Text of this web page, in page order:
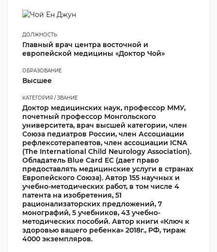
ДОЛЖНОСТЬ
Главный врач центра восточной и
европейской медицины «Доктор Чой»
ОБРАЗОВАНИЕ
Высшее
КАТЕГОРИЯ / ЗВАНИЕ
Доктор медицинских наук, профессор ММУ,
почетный профессор Монгольского
университета, врач высшей категории, член
Союза педиатров России, член Ассоциации
рефлексотерапевтов, член ассоциации ICNA
(The International Child Neurology Association).
Обладатель Blue Card EC (дает право
предоставлять медицинские услуги в странах
Европейского Союза). Автор 155 научных и
учебно-методических работ, в том числе 4
патента на изобретения, 51
рационализаторских предложений, 7
монографий, 5 учебников, 43 учебно-
методических пособий. Автор книги «Ключ к
здоровью вашего ребенка» 2018г., РФ, тираж
4000 экземпляров.